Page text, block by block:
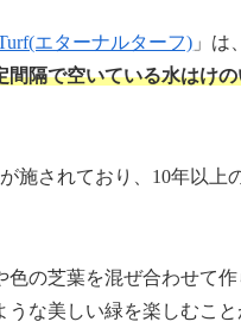
エターナルターフ) 」は
間隔で空いている水はけ
施されており、10年以上
色の芝葉を混ぜ合わせて
うな美しい緑を楽しむこと